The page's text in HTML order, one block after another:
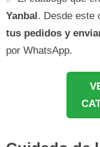
Yanbal. Desde este
tus pedidos y
por WhatsApp.